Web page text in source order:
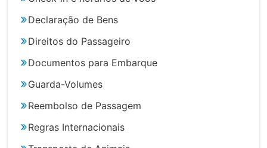
Declaração de Bens
Direitos do Passageiro
Documentos para Embarque
Guarda-Volumes
Reembolso de Passagem
Regras Internacionais